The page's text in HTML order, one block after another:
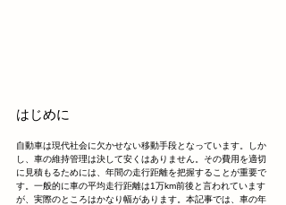
はじめに
自動車は現代社会に欠かせない移動手段となっています。しか
し、車の維持管理は決して安くはありません。その費用を適切
に見積もるためには、年間の走行距離を把握することが重要で
す。一般的に車の平均走行距離は1万km前後と言われています
が、実際のところはかなり幅があります。本記事では、車の年